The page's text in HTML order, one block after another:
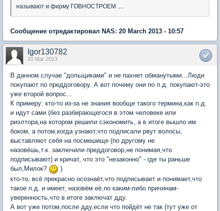
называют и фирму ГОВНОСТРОЕМ ....
Сообщение отредактировал NAS: 20 March 2013 - 10:57
Igor130782
20 Mar 2013
В данном случае "дольщиками" и не пахнет обманутыми...Люди
покупают по преддоговору. А вот почему они по п.д. покупают-это
уже второй вопрос...
К примеру: кто-то из-за не знания вообще такого термина,как п.д.
и идут сами (без разбирающегося в этом человеке или
риэлтора,на котором решили сэкономить, а в итоге вышло им
боком, а потом,когда узнают,что подписали рвут волосы,
выставляют себя на посмешище (по другому не
назовёшь,т.к. заключили преддоговор,не понимая,что
подписывают) и кричат, что это "незаконно" - где ты раньше
был,Милок?
)
кто-то, всё прекрасно осознаёт,что подписывает и понимает,что
такое п.д. и имеет, назовём её,по каким-либо причинам-
уверенность,что в итоге заключат дду.
А вот уже потом,после дду,если что пойдёт не так (тут уже от